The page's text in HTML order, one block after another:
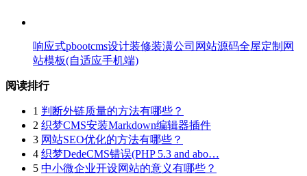
响应式pbootcms设计装修装潢公司网站源码全屋定制网
站模板(自适应手机端)
阅读排行
1 判断外链质量的方法有哪些？
2 织梦CMS安装Markdown编辑器插件
3 网站SEO优化的方法有哪些？
4 织梦DedeCMS错误(PHP 5.3 and abo…
5 中小微企业开设网站的意义有哪些？